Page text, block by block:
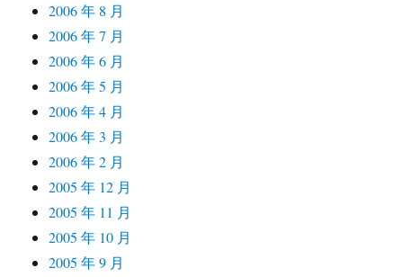
2006 年 8 月
2006 年 7 月
2006 年 6 月
2006 年 5 月
2006 年 4 月
2006 年 3 月
2006 年 2 月
2005 年 12 月
2005 年 11 月
2005 年 10 月
2005 年 9 月